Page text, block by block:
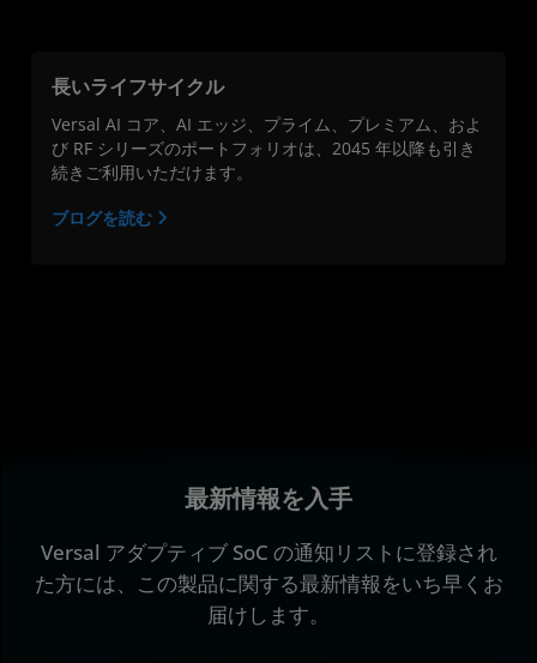
長いライフサイクル
Versal AI コア、AI エッジ、プライム、プレミアム、およ
び RF シリーズのポートフォリオは、2045 年以降も引き
続きご利用いただけます。
ブログを読む
最新情報を入手
Versal アダプティブ SoC の通知リストに登録され
た方には、この製品に関する最新情報をいち早くお
届けします。